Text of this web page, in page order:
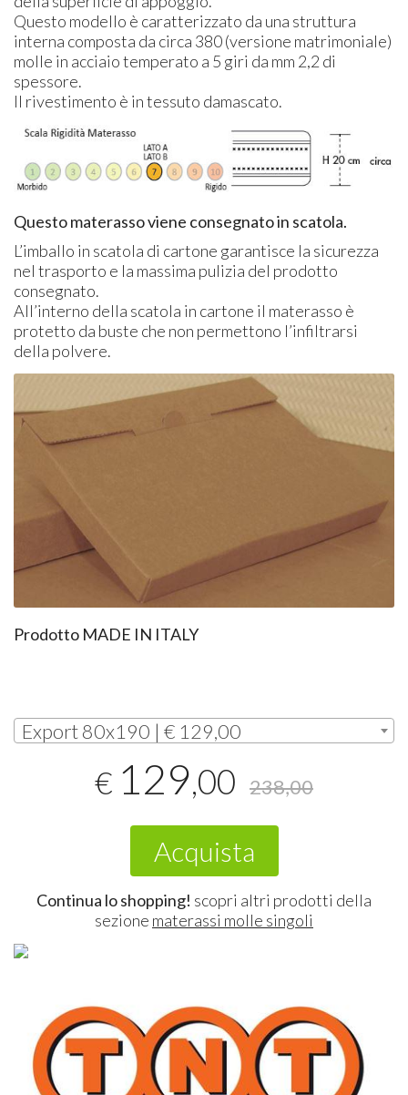
Questo modello è caratterizzato da una struttura
interna composta da circa 380 (versione matrimoniale)
molle in acciaio temperato a 5 giri da mm 2,2 di
spessore.
Il rivestimento è in tessuto damascato.
Questo materasso viene consegnato in scatola.
L’imballo in scatola di cartone garantisce la sicurezza
nel trasporto e la massima pulizia del prodotto
consegnato.
All’interno della scatola in cartone il materasso è
protetto da buste che non permettono l’infiltrarsi
della polvere.
Prodotto MADE IN ITALY
Export 80x190 | € 129,00
€ 129,00 238,00
Acquista
Continua lo shopping! scopri altri prodotti della
sezione materassi molle singoli